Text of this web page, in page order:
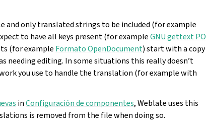
only translated strings to be included (for example
to have all keys present (for exampleGNU gettext PO
(for example Formato OpenDocument) start with a copy
needing editing. In some situations this really doesn’t
you use to handle the translation (for example with
inConfiguración de componentes, Weblate uses this
is removed from the file when doing so.